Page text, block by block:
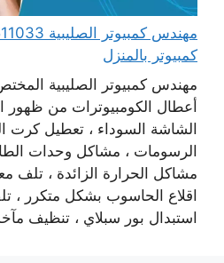
كمبيوتر بالمنزل
مهندس كمبيوتر الصليبية
أعطال الكومبيوترات من ظهور
الشاشة السوداء ، تعطيل كرت
الرسومات ، مشاكل وحدات
مشاكل الحرارة الزائدة ، تلف
اقلاع الحاسوب بشكل متكرر ،
استبدال بور سبلاي ، تنظيف